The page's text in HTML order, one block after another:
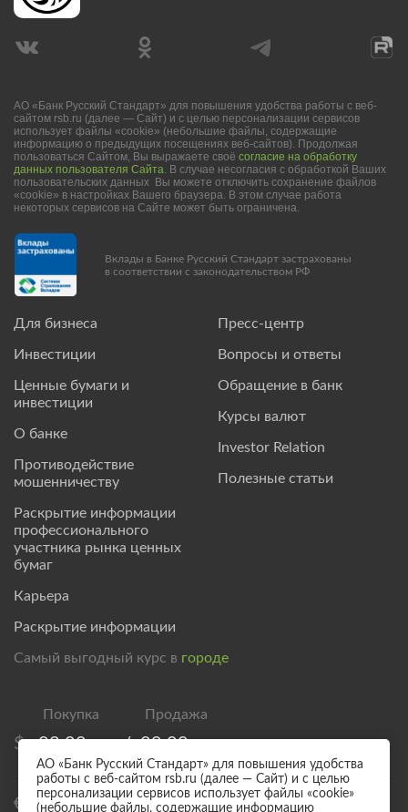
Для бизнеса
Инвестиции
Ценные бумаги и
инвестиции
О банке
Противодействие
мошенничеству
Раскрытие информации
профессионального
участника рынка ценных
бумаг
Карьера
Раскрытие информации
Пресс-центр
Вопросы и ответы
Обращение в банк
Курсы валют
Investor Relation
Полезные статьи
АО «Банк Русский Стандарт» для повышения удобства работы с веб-
сайтом rsb.ru (далее — Сайт) и с целью персонализации сервисов
использует файлы «cookie» (небольшие файлы, содержащие
информацию о предыдущих посещениях веб-сайтов). Продолжая
пользоваться Сайтом, Вы выражаете своё согласие на обработку
данных пользователя Сайта. В случае несогласия с обработкой Ваших
пользовательских данных Вы можете отключить сохранение файлов
«cookie» в настройках Вашего браузера. В этом случае работа
некоторых сервисов на Сайте может быть ограничена.
Вклады в Банке Русский Стандарт застрахованы
в соответствии с законодательством РФ
Самый выгодный курс в городе
$ 83,00 / 89,00
€ 95,00 / 101,00
АО «Банк Русский Стандарт» для повышения удобства
работы с веб-сайтом rsb.ru (далее — Сайт) и с целью
персонализации сервисов использует файлы «cookie»
(небольшие файлы, содержащие информацию